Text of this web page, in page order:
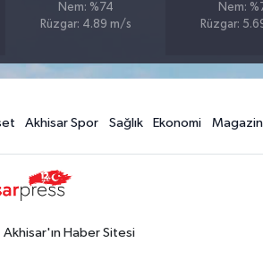
Nem: %74
Rüzgar: 4.89 m/s
Nem:
Rüzgar:
Akhisar Spor Sağlık Ekonomi Magazin
Haber Sitesi